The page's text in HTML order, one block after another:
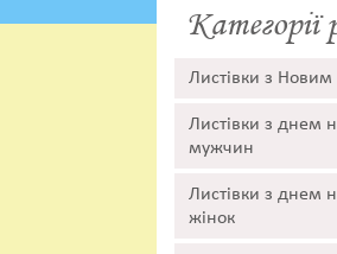
Категорії
Листівки з
Листівки з днем
мужчин
Листівки з днем
жінок